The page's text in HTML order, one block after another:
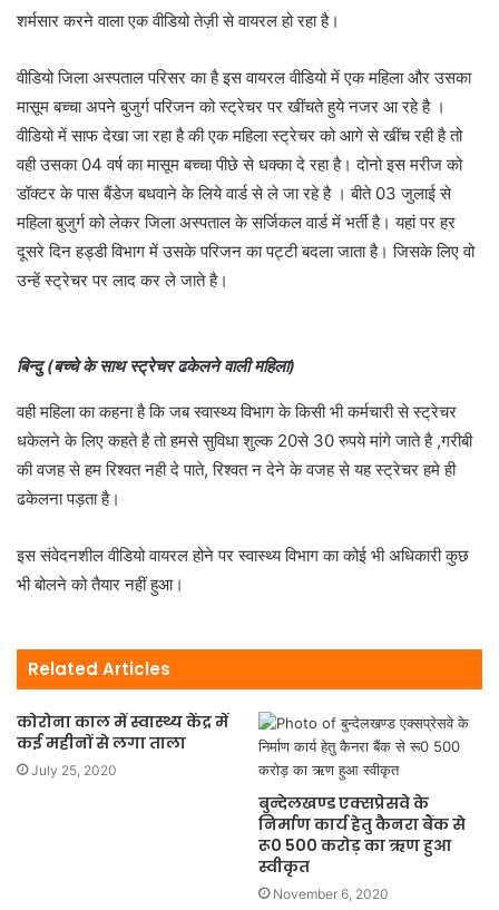
शर्मसार करने वाला एक वीडियो तेज़ी से वायरल हो रहा है।
वीडियो जिला अस्पताल परिसर का है इस वायरल वीडियो में एक महिला और उसका
मासूम बच्चा अपने बुजुर्ग परिजन को स्ट्रेचर पर खींचते हुये नजर आ रहे है ।
वीडियो में साफ देखा जा रहा है की एक महिला स्ट्रेचर को आगे से खींच रही है तो
वही उसका 04 वर्ष का मासूम बच्चा पीछे से धक्का दे रहा है। दोनो इस मरीज को
डॉक्टर के पास बैंडेज बधवाने के लिये वार्ड से ले जा रहे है । बीते 03 जुलाई से
महिला बुजुर्ग को लेकर जिला अस्पताल के सर्जिकल वार्ड में भर्ती है। यहां पर हर
दूसरे दिन हड्डी विभाग में उसके परिजन का पट्टी बदला जाता है। जिसके लिए वो
उन्हें स्ट्रेचर पर लाद कर ले जाते है।
बिन्दु (बच्चे के साथ स्ट्रेचर ढकेलने वाली महिला)
वही महिला का कहना है कि जब स्वास्थ्य विभाग के किसी भी कर्मचारी से स्ट्रेचर
धकेलने के लिए कहते है तो हमसे सुविधा शुल्क 20से 30 रुपये मांगे जाते है ,गरीबी
की वजह से हम रिश्वत नही दे पाते, रिश्वत न देने के वजह से यह स्ट्रेचर हमे ही
ढकेलना पड़ता है।
इस संवेदनशील वीडियो वायरल होने पर स्वास्थ्य विभाग का कोई भी अधिकारी कुछ
भी बोलने को तैयार नहीं हुआ।
Related Articles
कोरोना काल में स्वास्थ्य केंद्र में
कई महीनों से लगा ताला
July 25, 2020
बुन्देलखण्ड एक्सप्रेसवे के
निर्माण कार्य हेतु कैनरा बैंक से
रू0 500 करोड़ का ऋण हुआ
स्वीकृत
November 6, 2020